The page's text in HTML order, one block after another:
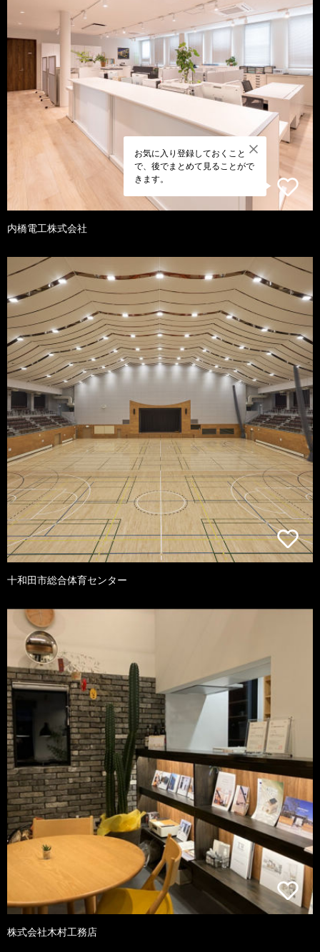
お気に入り登録しておくこと
で、後でまとめて見ることがで
きます。
内橋電工株式会社
十和田市総合体育センター
株式会社木村工務店